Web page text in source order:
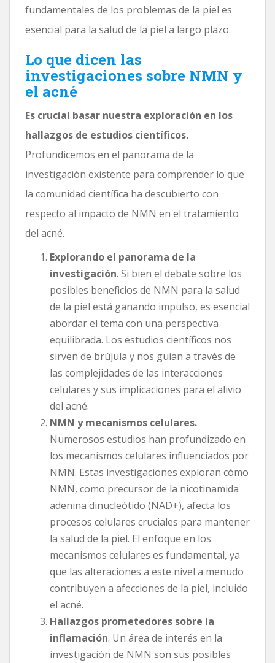
fundamentales de los problemas de la piel es
esencial para la salud de la piel a largo plazo.
Lo que dicen las
investigaciones sobre NMN y
el acné
Es crucial basar nuestra exploración en los
hallazgos de estudios científicos.
Profundicemos en el panorama de la
investigación existente para comprender lo que
la comunidad científica ha descubierto con
respecto al impacto de NMN en el tratamiento
del acné.
Explorando el panorama de la
investigación. Si bien el debate sobre los
posibles beneficios de NMN para la salud
de la piel está ganando impulso, es esencial
abordar el tema con una perspectiva
equilibrada. Los estudios científicos nos
sirven de brújula y nos guían a través de
las complejidades de las interacciones
celulares y sus implicaciones para el alivio
del acné.
NMN y mecanismos celulares.
Numerosos estudios han profundizado en
los mecanismos celulares influenciados por
NMN. Estas investigaciones exploran cómo
NMN, como precursor de la nicotinamida
adenina dinucleótido (NAD+), afecta los
procesos celulares cruciales para mantener
la salud de la piel. El enfoque en los
mecanismos celulares es fundamental, ya
que las alteraciones a este nivel a menudo
contribuyen a afecciones de la piel, incluido
el acné.
Hallazgos prometedores sobre la
inflamación. Un área de interés en la
investigación de NMN son sus posibles